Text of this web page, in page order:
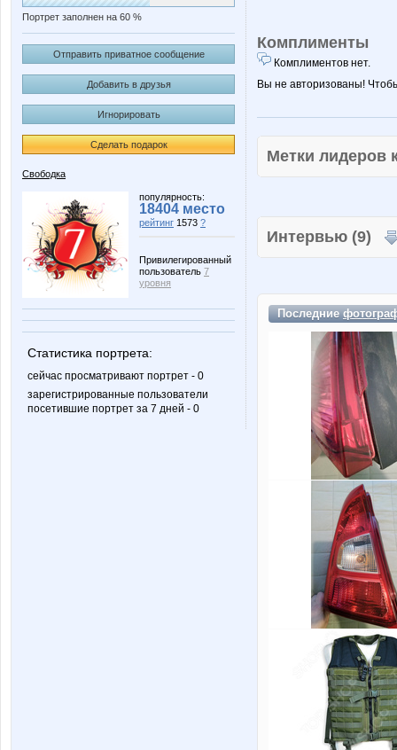
Портрет заполнен на 60 %
Отправить приватное сообщение
Добавить в друзья
Игнорировать
Сделать подарок
Свободка
популярность:
18404 место
рейтинг 1573 ?
Привилегированный
пользователь 7
уровня
Статистика портрета:
сейчас просматривают портрет - 0
зарегистрированные пользователи
посетившие портрет за 7 дней - 0
Комплименты
Комплиментов нет.
Вы не авторизованы!
Метки
Интервью (9)
Последние